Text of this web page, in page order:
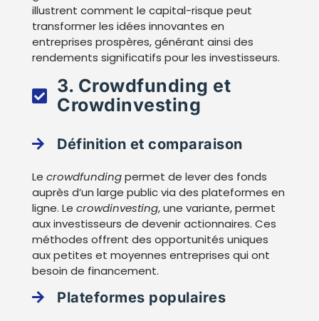
illustrent comment le capital-risque peut
transformer les idées innovantes en
entreprises prospères, générant ainsi des
rendements significatifs pour les investisseurs.
3. Crowdfunding et
Crowdinvesting
Définition et comparaison
Le crowdfundingpermet de lever des fonds
auprès d’un large public via des plateformes en
ligne. Le crowdinvesting, une variante, permet
aux investisseurs de devenir actionnaires. Ces
méthodes offrent des opportunités uniques
aux petites et moyennes entreprises qui ont
besoin de financement.
Plateformes populaires